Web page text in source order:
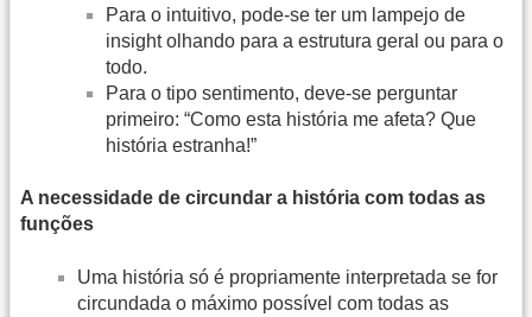
Para o intuitivo, pode-se ter um lampejo de
insight olhando para a estrutura geral ou para o
todo.
Para o tipo sentimento, deve-se perguntar
primeiro: “Como esta história me afeta? Que
história estranha!”
A necessidade de circundar a história com todas as
funções
Uma história só é propriamente interpretada se for
circundada o máximo possível com todas as